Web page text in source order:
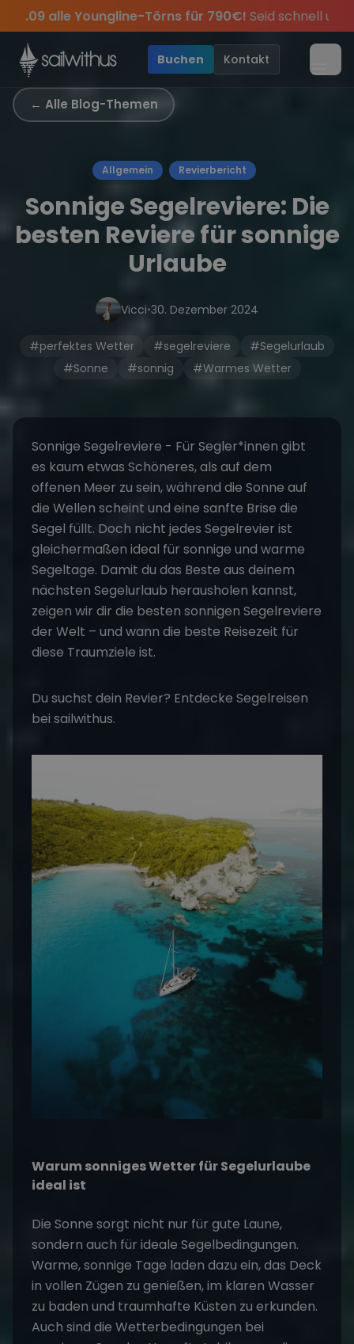
Skip to content
790€!Seid schnell und sichert euch die letzten Plätze.
Sichere Dir jetztDein Meilenbuch und Deine
Angebote mehr Sowie20€ Rabatt auf deinen ersten
Season Closing Party 2026!Die Saison war legendär
Buchen Kontakt
← Alle Blog-Themen
Allgemein Revierbericht
Sonnige Segelreviere: Die
besten Reviere für sonnige
Urlaube
Vicci•30. Dezember 2024
#perfektes Wetter #segelreviere
#Segelurlaub
#Sonne
#sonnig #Warmes Wetter
Sonnige Segelreviere - Für Segler*innen gibt
es kaum etwas Schöneres, als auf dem
offenen Meer zu sein, während die Sonne auf
die Wellen scheint und eine sanfte Brise die
Segel füllt. Doch nicht jedes Segelrevier ist
gleichermaßen ideal für sonnige und warme
Segeltage. Damit du das Beste aus deinem
nächsten Segelurlaub herausholen kannst,
zeigen wir dir die besten sonnigen Segelreviere
der Welt – und wann die beste Reisezeit für
diese Traumziele ist.
Du suchst dein Revier? Entdecke Segelreisen
bei sailwithus.
Warum sonniges Wetter für Segelurlaube
ideal ist
Die Sonne sorgt nicht nur für gute Laune,
sondern auch für ideale Segelbedingungen.
Warme, sonnige Tage laden dazu ein, das Deck
in vollen Zügen zu genießen, im klaren Wasser
zu baden und traumhafte Küsten zu erkunden.
Auch sind die Wetterbedingungen bei